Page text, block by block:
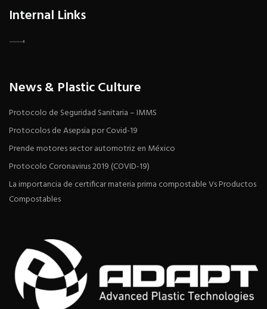
Internal Links
News & Plastic Culture
Protocolo de Seguridad Sanitaria – IMMS
Protocolos de Asepsia por Covid-19
Prende motores sector automotriz en México
Protocolo Coronavirus 2019 (COVID-19)
La importancia de certificar materia prima compostable Vs Productos
Compostables